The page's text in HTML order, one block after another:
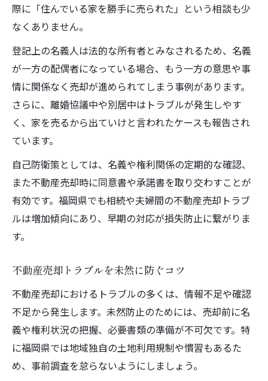
際に「住んでいる家を勝手に売られた」という相談も少
なくありません。
登記上の名義人は法的な所有者とみなされるため、名義
が一方の配偶者になっている場合、もう一方の意思や事
情に関係なく売却が進められてしまう事例があります。
さらに、離婚協議中や別居中はトラブルが発生しやす
く、家を売るから出ていけと言われたケースも報告され
ています。
自己防衛策としては、名義や権利関係の定期的な確認、
また不動産売却時に同意書や承諾書を取り交わすことが
有効です。福岡県でも相続や夫婦間の不動産売却トラブ
ルは増加傾向にあり、早期の対応が損失防止に繋がりま
す。
不動産売却トラブルを未然に防ぐコツ
不動産売却におけるトラブルの多くは、情報不足や確認
不足から発生します。未然防止のためには、売却前に名
義や権利状況の把握、必要書類の準備が不可欠です。特
に福岡県では地域独自の土地利用規制や慣習もあるた
め、事前調査を怠らないようにしましょう。